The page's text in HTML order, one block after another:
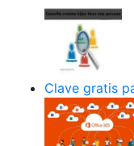
Clave gratis